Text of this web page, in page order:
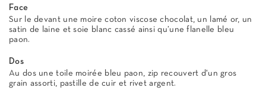
Face
Sur le devant une moire coton viscose chocolat, un lamé or, un
satin de laine et soie blanc cassé ainsi qu’une flanelle bleu
paon.
Dos
Au dos une toile moirée bleu paon, zip recouvert d'un gros
grain assorti, pastille de cuir et rivet argent.